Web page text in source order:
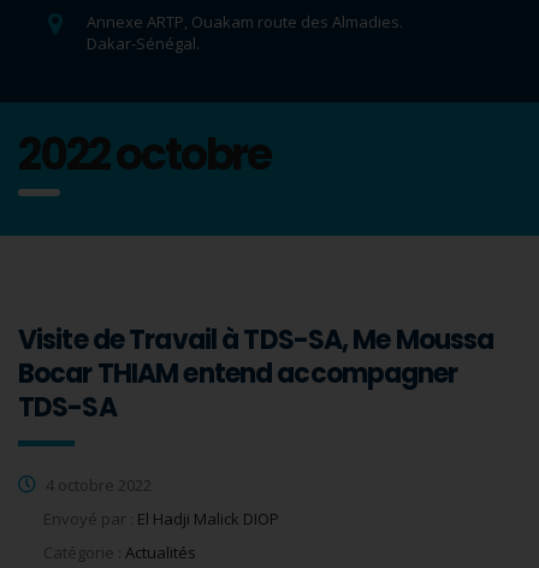
Annexe ARTP, Ouakam route des Almadies.
Dakar-Sénégal.
2022 octobre
Visite de Travail à TDS-SA, Me Moussa
Bocar THIAM entend accompagner
TDS-SA
4 octobre 2022
Envoyé par : El Hadji Malick DIOP
Catégorie : Actualités